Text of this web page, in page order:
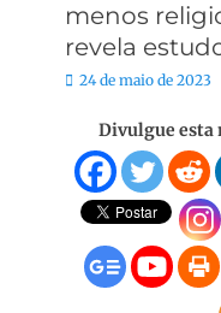
menos
revela
Posted
24 de maio de 2023
Divulgue esta